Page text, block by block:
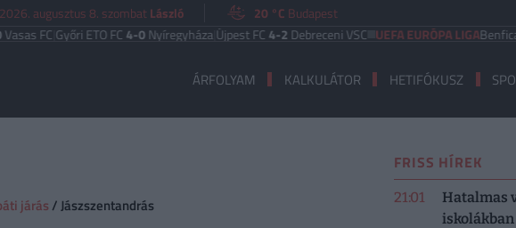
2026. augusztus 8. szombatLászló 20 °C Budapest
FC|Győri ETO FC4-0Nyíregyháza|Újpest FC4-2Debreceni VSC UEFA EURÓPA LIGABenfica6-1
ÁRFOLYAM KALKULÁTOR HETIFÓKUSZ
járás / Jászszentandrás
FRISS HÍREK
21:01
Hatalmas